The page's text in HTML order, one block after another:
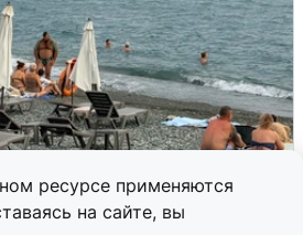
ресурсе применяются
на сайте, вы
Сочи рассказали
5 августа